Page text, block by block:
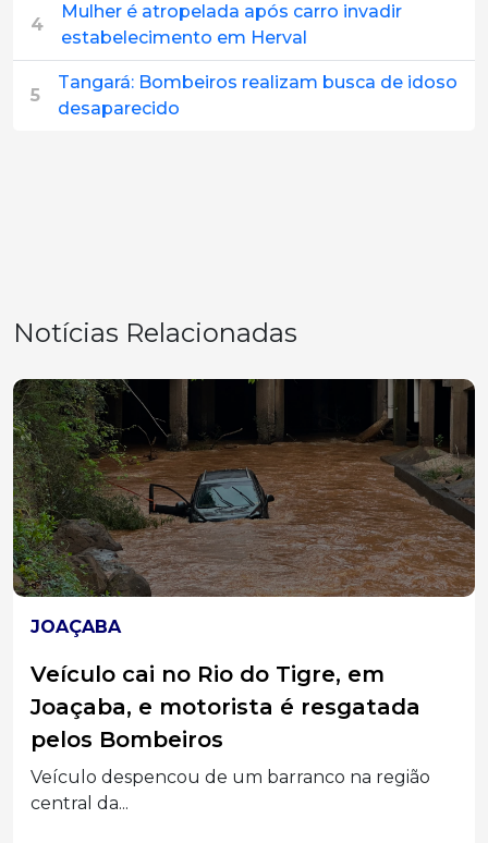
4
Mulher é atropelada após carro invadir
estabelecimento em Herval
5
Tangará: Bombeiros realizam busca de idoso
desaparecido
Notícias Relacionadas
JOAÇABA
Veículo cai no Rio do Tigre, em
Joaçaba, e motorista é resgatada
pelos Bombeiros
Veículo despencou de um barranco na região
central da...